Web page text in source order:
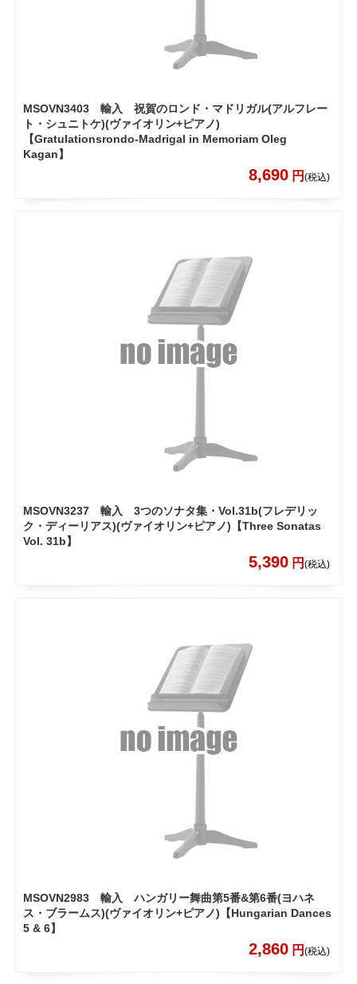
MSOVN3403 輸入 祝賀のロンド・マドリガル(アルフレー
ト・シュニトケ)(ヴァイオリン+ピアノ)
【Gratulationsrondo-Madrigal in Memoriam Oleg
Kagan】
8,690 円(税込)
MSOVN3237 輸入 3つのソナタ集・Vol.31b(フレデリッ
ク・ディーリアス)(ヴァイオリン+ピアノ)【Three Sonatas
Vol. 31b】
5,390 円(税込)
MSOVN2983 輸入 ハンガリー舞曲第5番&第6番(ヨハネ
ス・ブラームス)(ヴァイオリン+ピアノ)【Hungarian Dances
5 & 6】
2,860 円(税込)